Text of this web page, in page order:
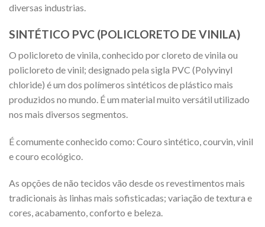
diversas industrias.
SINTÉTICO PVC (POLICLORETO DE VINILA)
O policloreto de vinila, conhecido por cloreto de vinila ou
policloreto de vinil; designado pela sigla PVC (Polyvinyl
chloride) é um dos polímeros sintéticos de plástico mais
produzidos no mundo. É um material muito versátil utilizado
nos mais diversos segmentos.
É comumente conhecido como: Couro sintético, courvin, vinil
e couro ecológico.
As opções de não tecidos vão desde os revestimentos mais
tradicionais às linhas mais sofisticadas; variação de textura e
cores, acabamento, conforto e beleza.